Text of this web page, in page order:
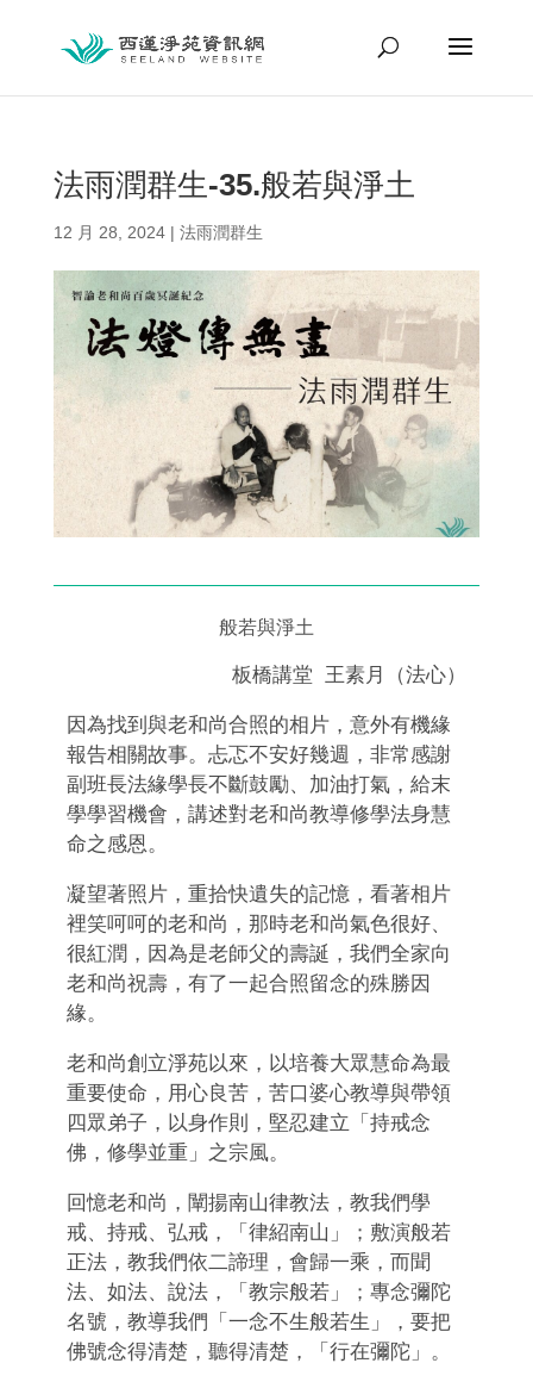
法雨潤群生-35.般若與淨土
12 月 28, 2024| 法雨潤群生
般若與淨土
板橋講堂 王素月（法心）
因為找到與老和尚合照的相片，意外有機緣
報告相關故事。忐忑不安好幾週，非常感謝
副班長法緣學長不斷鼓勵、加油打氣，給末
學學習機會，講述對老和尚教導修學法身慧
命之感恩。
凝望著照片，重拾快遺失的記憶，看著相片
裡笑呵呵的老和尚，那時老和尚氣色很好、
很紅潤，因為是老師父的壽誕，我們全家向
老和尚祝壽，有了一起合照留念的殊勝因
緣。
老和尚創立淨苑以來，以培養大眾慧命為最
重要使命，用心良苦，苦口婆心教導與帶領
四眾弟子，以身作則，堅忍建立「持戒念
佛，修學並重」之宗風。
回憶老和尚，闡揚南山律教法，教我們學
戒、持戒、弘戒，「律紹南山」；敷演般若
正法，教我們依二諦理，會歸一乘，而聞
法、如法、說法，「教宗般若」；專念彌陀
名號，教導我們「一念不生般若生」，要把
佛號念得清楚，聽得清楚，「行在彌陀」。